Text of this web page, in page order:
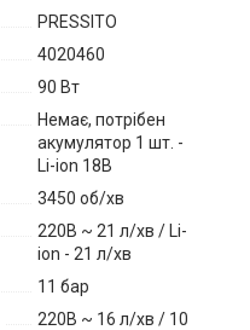
PRESSITO
4020460
90 Вт
Немає, потрібен
акумулятор 1 шт. -
Li-ion 18В
3450 об/хв
220В ~ 21 л/хв / Li-
ion - 21 л/хв
11 бар
220В ~ 16 л/хв / 10